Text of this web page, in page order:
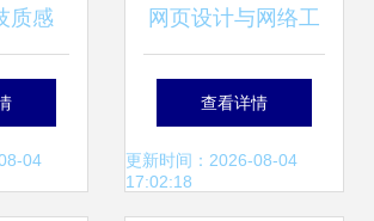
质感
企业
与版
04
网页设计与网络工
程的深度整合 构建
高效、安全的数字
查看详情
更新时间：2026-08-04
17:02:18